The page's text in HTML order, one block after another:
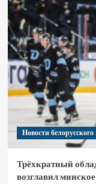
Новости белорусского
Трёхкратный
возглавил